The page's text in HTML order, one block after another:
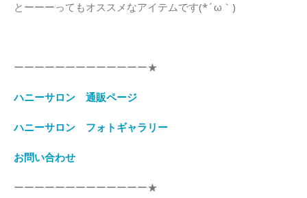
とーーーってもオススメなアイテムです(*´ω｀)
ーーーーーーーーーーーーー★
ハニーサロン 通販ページ
ハニーサロン フォトギャラリー
お問い合わせ
ーーーーーーーーーーーーー★